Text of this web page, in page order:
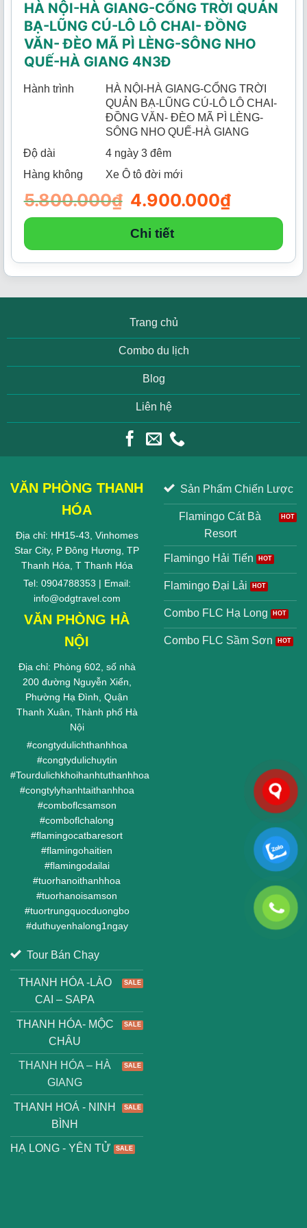
HÀ NỘI-HÀ GIANG-CỔNG TRỜI QUẢN
BẠ-LŨNG CÚ-LÔ LÔ CHAI- ĐỒNG
VĂN- ĐÈO MÃ PÌ LÈNG-SÔNG NHO
QUẾ-HÀ GIANG 4N3Đ
Hành trình
HÀ NỘI-HÀ GIANG-CỔNG TRỜI
QUẢN BẠ-LŨNG CÚ-LÔ LÔ CHAI-
ĐỒNG VĂN- ĐÈO MÃ PÌ LÈNG-
SÔNG NHO QUẾ-HÀ GIANG
Độ dài
4 ngày 3 đêm
Hàng không
Xe Ô tô đời mới
5.800.000₫
Giá
gốc
là:
5.800.000₫.
4.900.000₫Giá
tại
4.900.000₫.
Chi tiết
Trang chủ
Combo du lịch
Blog
Liên hệ
VĂN PHÒNG THANH
HÓA
Địa chỉ: HH15-43, Vinhomes
Star City, P Đông Hương, TP
Thanh Hóa, T Thanh Hóa
Tel: 0904788353 | Email:
info@odgtravel.com
VĂN PHÒNG HÀ
NỘI
Địa chỉ: Phòng 602, số nhà
200 đường Nguyễn Xiển,
Phường Hạ Đình, Quận
Thanh Xuân, Thành phố Hà
Nội
#congtydulichthanhhoa
#congtydulichuytin
#Tourdulichkhoihanhtuthanhhoa
#congtylyhanhtaithanhhoa
#comboflcsamson
#comboflchalong
#flamingocatbaresort
#flamingohaitien
#flamingodailai
#tuorhanoithanhhoa
#tuorhanoisamson
#tuortrungquocduongbo
#duthuyenhalong1ngay
Sản Phẩm Chiến Lược
Flamingo Cát Bà
Resort
Flamingo Hải Tiến
Flamingo Đại Lải
Combo FLC Hạ Long
Combo FLC Sầm Sơn
Tour Bán Chạy
THANH HÓA -LÀO
CAI – SAPA
THANH HÓA- MỘC
CHÂU
THANH HÓA – HÀ
GIANG
THANH HOÁ - NINH
BÌNH
HẠ LONG - YÊN TỬ